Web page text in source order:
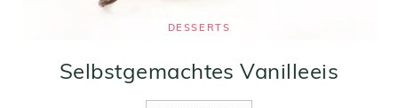
DESSERTS
Selbstgemachtes Vanilleeis